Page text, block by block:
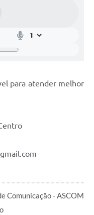
para atender melhor
Comunicação - ASCOM